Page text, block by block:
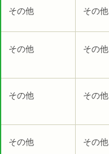
その他 その他
その他 その他
その他 その他
その他 その他